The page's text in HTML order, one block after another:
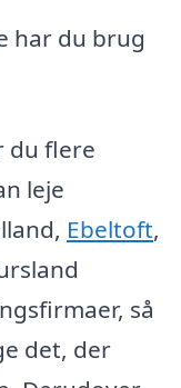
har du brug
du flere
leje
Ebeltoft,
så
det, der